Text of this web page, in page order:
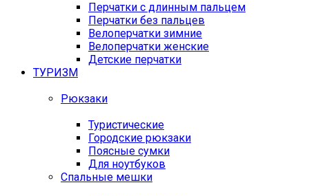
Перчатки с длинным пальцем
Перчатки без пальцев
Велоперчатки зимние
Велоперчатки женские
Детские перчатки
ТУРИЗМ
Рюкзаки
Туристические
Городские рюкзаки
Поясные сумки
Для ноутбуков
Спальные мешки